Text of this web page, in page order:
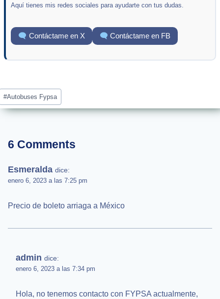
Aquí tienes mis redes sociales para ayudarte con tus dudas.
Contáctame en X Contáctame en FB
#Autobuses Fypsa
6 Comments
Esmeralda dice:
enero 6, 2023 a las 7:25 pm
Precio de boleto arriaga a México
admin dice:
enero 6, 2023 a las 7:34 pm
Hola, no tenemos contacto con FYPSA actualmente,